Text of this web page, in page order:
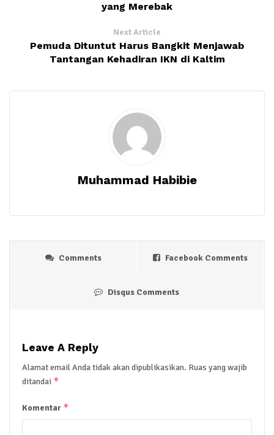
yang Merebak
Next Article
Pemuda Dituntut Harus Bangkit Menjawab
Tantangan Kehadiran IKN di Kaltim
Muhammad Habibie
Comments Facebook Comments
Disqus Comments
Leave A Reply
Alamat email Anda tidak akan dipublikasikan. Ruas yang wajib
ditandai *
Komentar *